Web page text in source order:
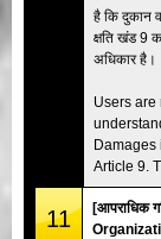
है कि दुकान
क्षति खंड 9
अधिकार है।
Users are
Damages
Article 9.
11
[आपराधिक